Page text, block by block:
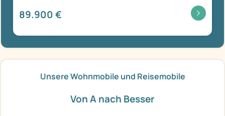
89.900 €
Unsere Wohnmobile und Reisemobile
Von A nach Besser